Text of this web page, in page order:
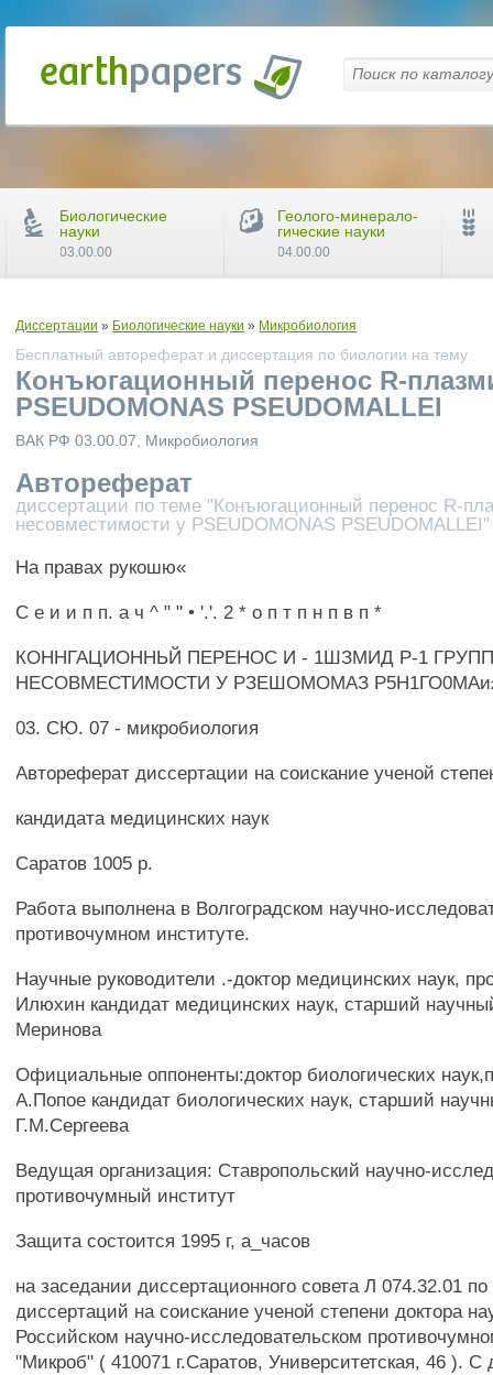
Диссертации » Биологические науки » Микробиология
Бесплатный автореферат и диссертация по биологии на тему
Конъюгационный перенос R-
PSEUDOMONAS PSEUDOMALLEI
ВАК РФ 03.00.07, Микробиология
Автореферат
диссертации по теме "Конъюгационный перенос R-
несовместимости у PSEUDOMONAS PSEUDOMALLEI"
На правах рукошю«
С е и и п п. а ч ^ " " • '.'. 2 * о п т п н п в п *
КОННГАЦИОННЬЙ ПЕРЕНОС И - 1ШЗМИД Р-1
НЕСОВМЕСТИМОСТИ У РЗЕШОМОМАЗ
03. СЮ. 07 - микробиология
Автореферат диссертации на соискание ученой
кандидата медицинских наук
Саратов 1005 р.
Работа выполнена в Волгоградском научно-
противочумном институте.
Научные руководители .-доктор медицинских наук,
Илюхин кандидат медицинских наук, старший
Меринова
Официальные оппоненты:доктор биологических
А.Попое кандидат биологических наук, старший
Г.М.Сергеева
Ведущая организация: Ставропольский научно-
противочумный институт
Защита состоится 1995 г, а_часов
на заседании диссертационного совета Л 074.32.01
диссертаций на соискание ученой степени доктора
Российском научно-исследовательском
"Микроб" ( 410071 г.Саратов, Университетская, 46 ). С
Биологические
науки
03.00.00
Геолого-минерало-
гические науки
04.00.00